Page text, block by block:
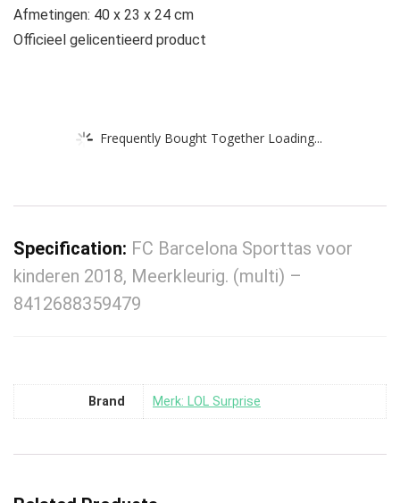
Afmetingen: 40 x 23 x 24 cm
Officieel gelicentieerd product
Frequently Bought Together Loading...
Specification: FC Barcelona Sporttas voor
kinderen 2018, Meerkleurig. (multi) –
8412688359479
Brand Merk: LOL Surprise